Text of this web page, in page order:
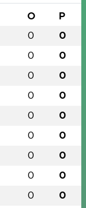
O P
0 0
0 0
0 0
0 0
0 0
0 0
0 0
0 0
0 0